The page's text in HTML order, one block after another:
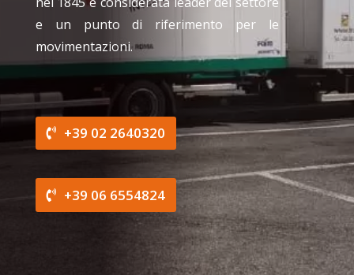
e un punto di riferimento per le
movimentazioni.
+39 02 2640320
+39 06 6554824